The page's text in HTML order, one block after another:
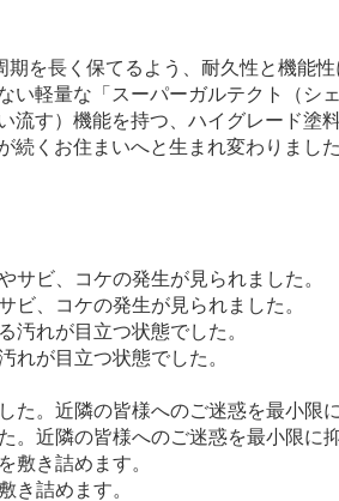
を長く保てるよう、耐久性と機能
軽量な「スーパーガルテクト（
す）機能を持つ、ハイグレード塗
くお住まいへと生まれ変わりました
、コケの発生が見られました。
れが目立つ状態でした。
近隣の皆様へのご迷惑を最小限に
き詰めます。